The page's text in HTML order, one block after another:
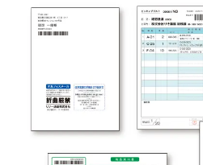
閉じる
閉じる